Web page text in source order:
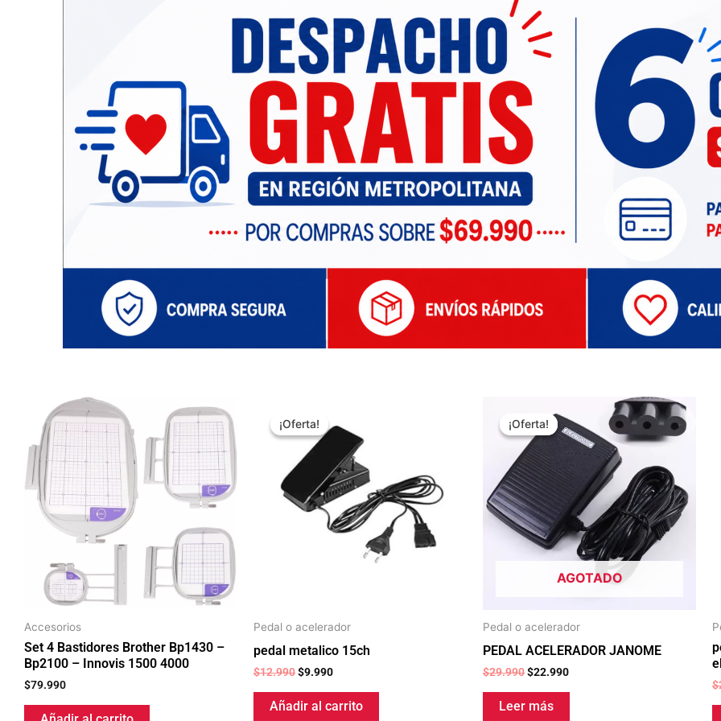
Accesorios
Set 4 Bastidores Brother Bp1430 –
Bp2100 – Innovis 1500 4000
$79.990
¡Oferta!
¡Oferta!
Pedal o acelerador
pedal metalico 15ch
$12.990
precio
original
era:
$12.990.
$9.990
actual
$9.990.
Añadir al carrito
¡Oferta!
AGOTADO
¡Oferta!
Pedal o acelerador
PEDAL ACELERADOR JANOME
$29.990
precio
original
era:
$29.990.
$22.990
precio
actual
es:
$22.990.
Leer más
$